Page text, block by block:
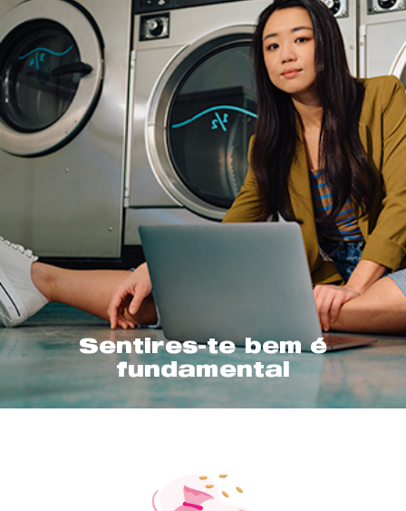
Sentires-te bem é
fundamental